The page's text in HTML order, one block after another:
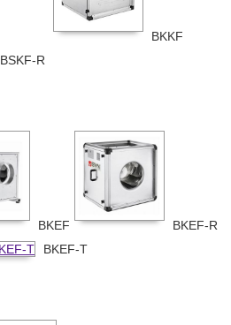
BKKF
BSKF-R
BKEF
BKEF-R
BKEF-T